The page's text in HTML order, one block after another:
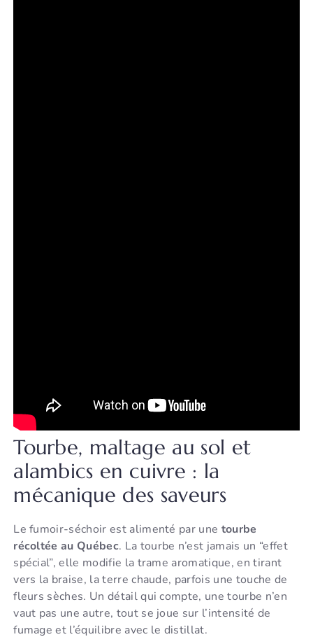
Tourbe, maltage au sol et
alambics en cuivre : la
mécanique des saveurs
Le fumoir-séchoir est alimenté par une tourbe
récoltée au Québec. La tourbe n’est jamais un “effet
spécial”, elle modifie la trame aromatique, en tirant
vers la braise, la terre chaude, parfois une touche de
fleurs sèches. Un détail qui compte, une tourbe n’en
vaut pas une autre, tout se joue sur l’intensité de
fumage et l’équilibre avec le distillat.